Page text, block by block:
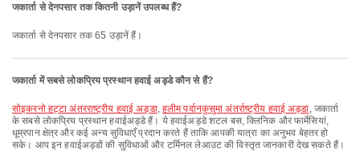
जकार्ता से देनपसार तक कितनी उड़ानें उपलब्ध हैं?
जकार्ता से देनपसार तक 65 उड़ानें हैं।
जकार्ता में सबसे लोकप्रिय प्रस्थान हवाई अड्डे कौन से हैं?
सोइकरनो हट्टा अंतरराष्ट्रीय हवाई अड्डा, हलीम पर्दानकुसुमा अंतर्राष्ट्रीय हवाई अड्डा, जकार्ता
के सबसे लोकप्रिय प्रस्थान हवाईअड्डे हैं। ये हवाईअड्डे शटल बस, क्लिनिक और फार्मेसियां,
धूम्रपान क्षेत्र और कई अन्य सुविधाएँ प्रदान करते हैं ताकि आपकी यात्रा का अनुभव बेहतर हो
सके। आप इन हवाईअड्डों की सुविधाओं और टर्मिनल लेआउट की विस्तृत जानकारी देख सकते हैं।